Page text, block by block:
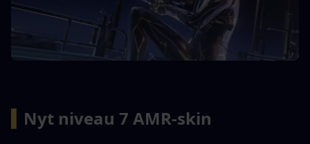
Nyt niveau 7 AMR-skin